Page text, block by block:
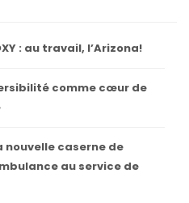
: au travail, l’Arizona!
comme cœur de
nouvelle caserne de
au service de